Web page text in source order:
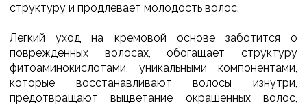
структуру и продлевает молодость волос.
Легкий уход на кремовой основе заботится о
поврежденных волосах, обогащает структуру
фитоаминокислотами, уникальными компонентами,
которые восстанавливают волосы изнутри,
предотвращают выцветание окрашенных волос,